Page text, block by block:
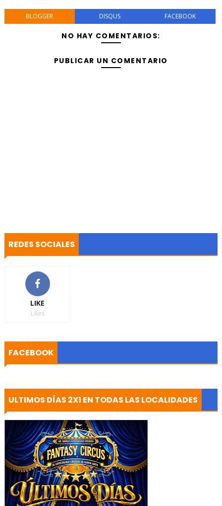
BLOGGER DISQUS FACEBOOK
NO HAY COMENTARIOS:
PUBLICAR UN COMENTARIO
REDES SOCIALES
LIKE
Likes
FACEBOOK
ULTIMOS DÍAS 2X1 EN TODAS LAS LOCALIDADES